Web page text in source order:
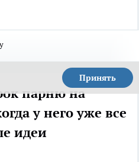
Принять
парню на
у него уже все
идеи